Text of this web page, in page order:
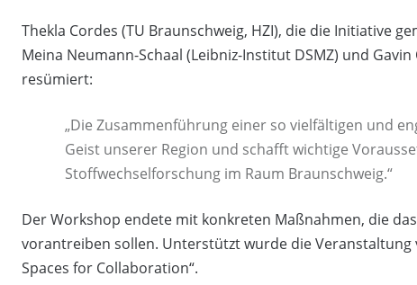
Thekla Cordes (TU Braunschweig, HZI), die die Initiative
Meina Neumann-Schaal (Leibniz-Institut DSMZ) und Gavin
resümiert:
„Die Zusammenführung einer so vielfältigen und
Geist unserer Region und schafft wichtige
Stoffwechselforschung im Raum Braunschweig.“
Der Workshop endete mit konkreten Maßnahmen, die
vorantreiben sollen. Unterstützt wurde die Veranstaltung
Spaces for Collaboration“.